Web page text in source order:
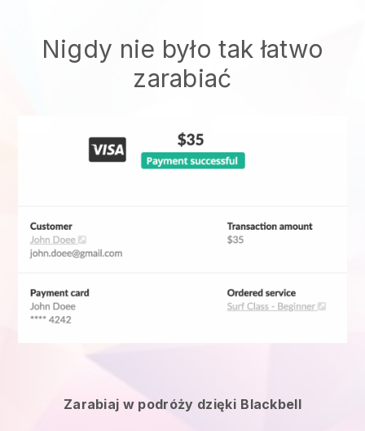
Nigdy nie było tak łatwo
zarabiać
Zarabiaj w podróży dzięki Blackbell